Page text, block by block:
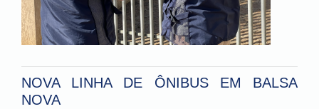
NOVA LINHA DE ÔNIBUS EM BALSA
NOVA